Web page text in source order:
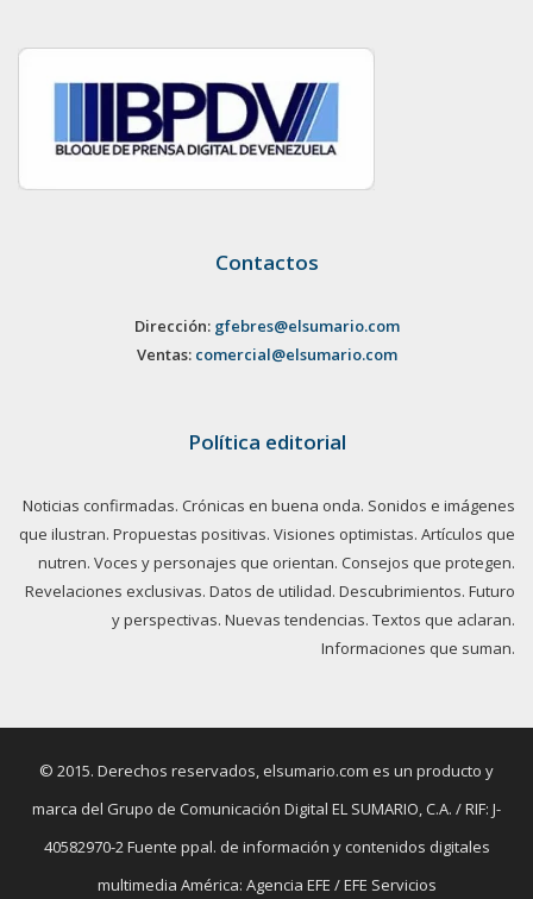
Contactos
Dirección: gfebres@elsumario.com
Ventas: comercial@elsumario.com
Política editorial
Noticias confirmadas. Crónicas en buena onda. Sonidos e imágenes
que ilustran. Propuestas positivas. Visiones optimistas. Artículos que
nutren. Voces y personajes que orientan. Consejos que protegen.
Revelaciones exclusivas. Datos de utilidad. Descubrimientos. Futuro
y perspectivas. Nuevas tendencias. Textos que aclaran.
Informaciones que suman.
© 2015. Derechos reservados, elsumario.com es un producto y
marca del Grupo de Comunicación Digital EL SUMARIO, C.A. / RIF: J-
40582970-2 Fuente ppal. de información y contenidos digitales
multimedia América: Agencia EFE / EFE Servicios